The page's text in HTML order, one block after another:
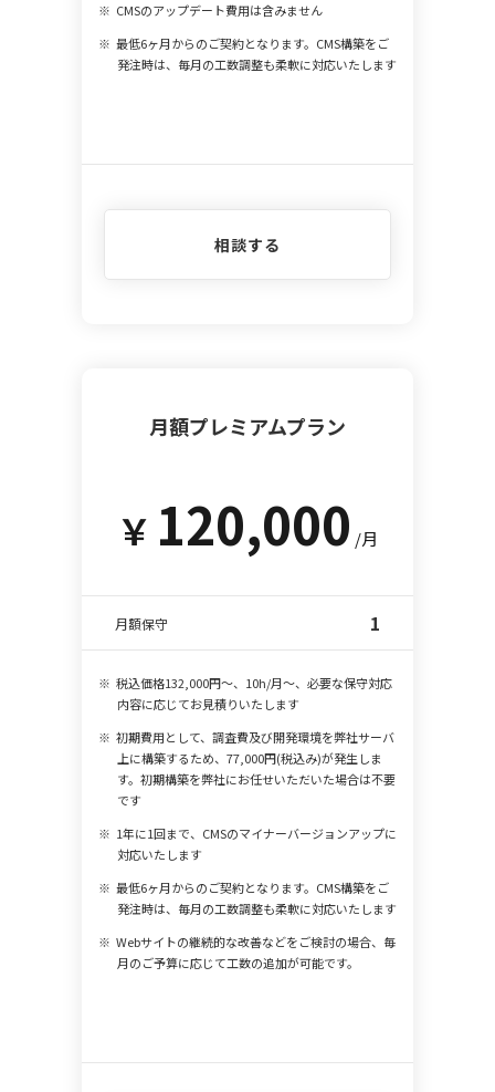
CMSのアップデート費用は含みません
最低6ヶ月からのご契約となります。CMS構築をご
発注時は、毎月の工数調整も柔軟に対応いたします
相談する
月額プレミアムプラン
￥ 120,000 /月
月額保守 1
税込価格132,000円～、10h/月～、必要な保守対応
内容に応じてお見積りいたします
初期費用として、調査費及び開発環境を弊社サーバ
上に構築するため、77,000円(税込み)が発生しま
す。初期構築を弊社にお任せいただいた場合は不要
です
1年に1回まで、CMSのマイナーバージョンアップに
対応いたします
最低6ヶ月からのご契約となります。CMS構築をご
発注時は、毎月の工数調整も柔軟に対応いたします
Webサイトの継続的な改善などをご検討の場合、毎
月のご予算に応じて工数の追加が可能です。